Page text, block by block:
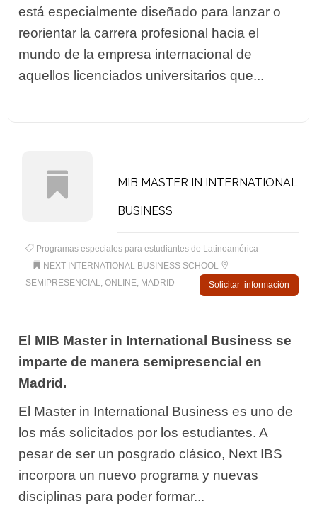
está especialmente diseñado para lanzar o
reorientar la carrera profesional hacia el
mundo de la empresa internacional de
aquellos licenciados universitarios que...
MIB MASTER IN INTERNATIONAL
BUSINESS
Programas especiales para estudiantes de Latinoamérica
NEXT INTERNATIONAL BUSINESS SCHOOL
SEMIPRESENCIAL, ONLINE, MADRID
Solicitar información
El MIB Master in International Business se
imparte de manera semipresencial en
Madrid.
El Master in International Business es uno de
los más solicitados por los estudiantes. A
pesar de ser un posgrado clásico, Next IBS
incorpora un nuevo programa y nuevas
disciplinas para poder formar...